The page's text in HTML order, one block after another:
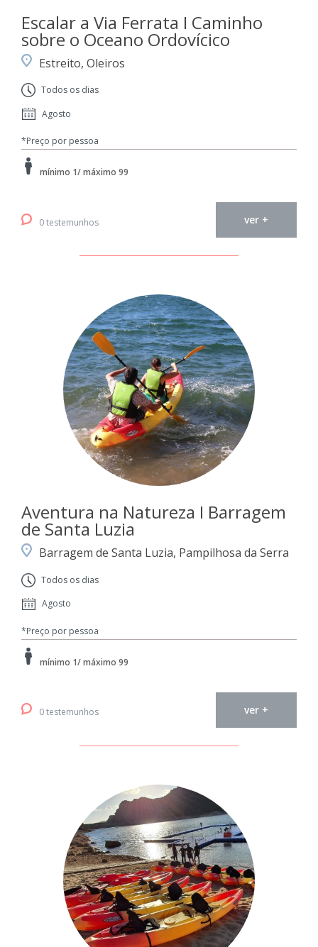
Escalar a Via Ferrata I Caminho
sobre o Oceano Ordovícico
Estreito, Oleiros
Todos os dias
Agosto
*Preço por pessoa
mínimo 1/ máximo 99
0 testemunhos ver +
Aventura na Natureza I Barragem
de Santa Luzia
Barragem de Santa Luzia, Pampilhosa da Serra
Todos os dias
Agosto
*Preço por pessoa
mínimo 1/ máximo 99
0 testemunhos ver +